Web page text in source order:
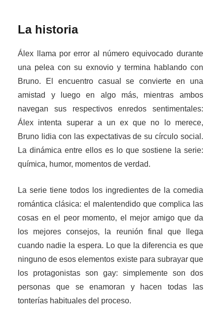
La historia
Álex llama por error al número equivocado durante
una pelea con su exnovio y termina hablando con
Bruno. El encuentro casual se convierte en una
amistad y luego en algo más, mientras ambos
navegan sus respectivos enredos sentimentales:
Álex intenta superar a un ex que no lo merece,
Bruno lidia con las expectativas de su círculo social.
La dinámica entre ellos es lo que sostiene la serie:
química, humor, momentos de verdad.
La serie tiene todos los ingredientes de la comedia
romántica clásica: el malentendido que complica las
cosas en el peor momento, el mejor amigo que da
los mejores consejos, la reunión final que llega
cuando nadie la espera. Lo que la diferencia es que
ninguno de esos elementos existe para subrayar que
los protagonistas son gay: simplemente son dos
personas que se enamoran y hacen todas las
tonterías habituales del proceso.